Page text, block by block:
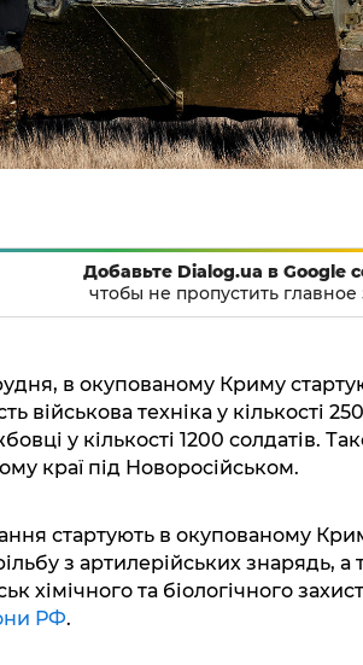
Добавьте Dialog.ua в Google
чтобы не пропустить главное
в окупованому Криму
військова техніка у кількості
у кількості 1200 солдатів.
краї під Новоросійськом.
стартують в окупованому
з артилерійських знарядь, а
хімічного та біологічного
РФ.